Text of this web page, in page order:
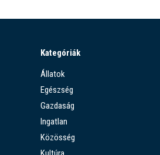
Kategóriák
Állatok
Egészség
Gazdaság
Ingatlan
Közösség